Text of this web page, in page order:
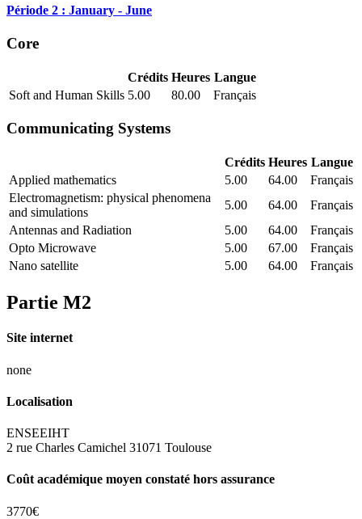
Période 2 : January - June
Core
Crédits Heures Langue
Soft and Human Skills 5.00 80.00 Français
Communicating Systems
Crédits Heures Langue
Applied mathematics
5.00 64.00
Français
Electromagnetism: physical phenomena
and simulations
5.00 64.00
Français
Antennas and Radiation
5.00 64.00
Français
Opto Microwave
5.00 67.00
Français
Nano satellite
5.00 64.00 Français
Partie M2
Site internet
none
Localisation
ENSEEIHT
2 rue Charles Camichel 31071 Toulouse
Coût académique moyen constaté hors assurance
3770€